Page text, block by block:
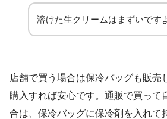
溶けた生クリームはまずいです
店舗で買う場合は保冷バッグも販売
購入すれば安心です。通販で買って
合は、保冷バッグに保冷剤を入れて